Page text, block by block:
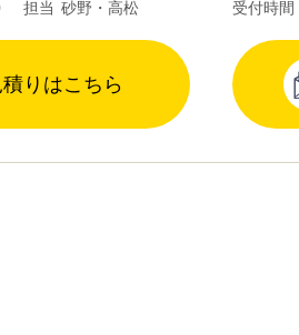
担当 砂野・高松
りはこちら
受付時間